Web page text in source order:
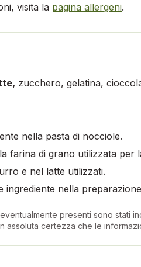
visita la pagina allergeni.
zucchero, gelatina,
nella pasta di nocciole.
farina di grano utilizzata per
e nel latte utilizzati.
ingrediente nella
presenti sono stati
assoluta certezza che le